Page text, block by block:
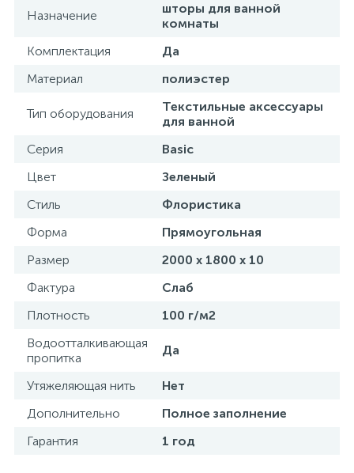
Назначение
шторы для ванной
комнаты
Комплектация
Да
Материал
полиэстер
Тип оборудования
Текстильные аксессуары
для ванной
Серия
Basic
Цвет
Зеленый
Стиль
Флористика
Форма
Прямоугольная
Размер
2000 х 1800 х 10
Фактура
Слаб
Плотность
100 г/м2
Водоотталкивающая
пропитка
Да
Утяжеляющая нить
Нет
Дополнительно
Полное заполнение
Гарантия
1 год